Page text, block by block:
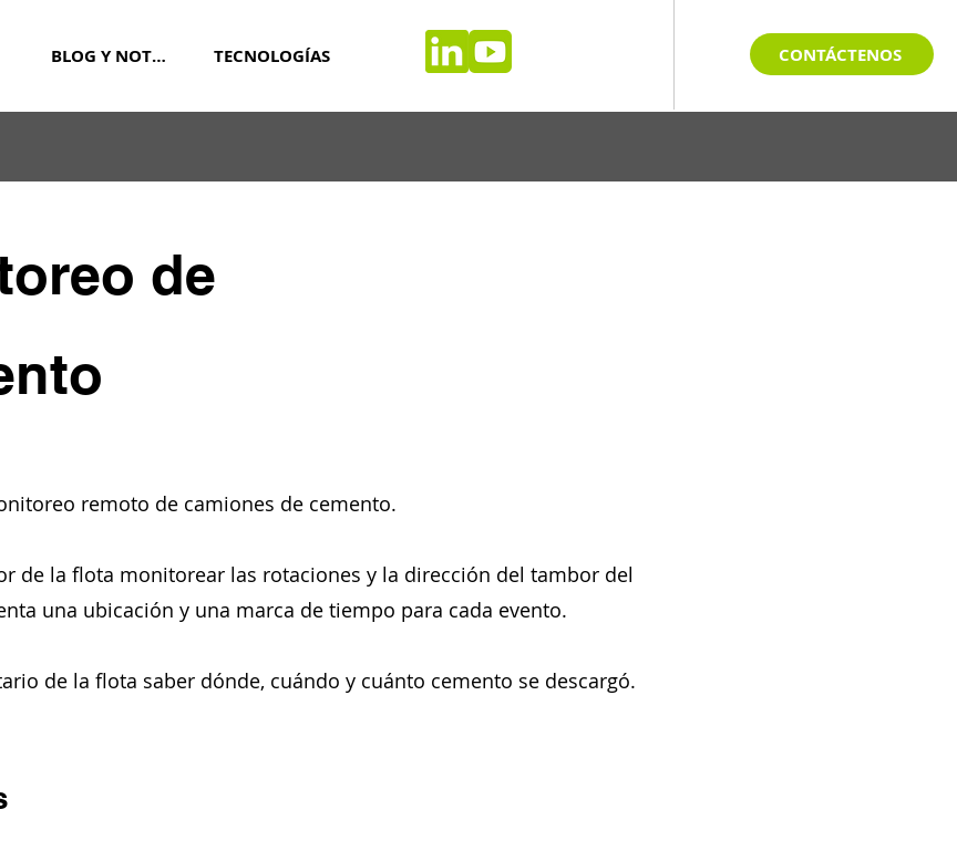
CONTÁCTENOS
BLOG Y NOTICIAS TECNOLOGÍAS
de
remoto de camiones de cemento.
de la flota monitorear las rotaciones y la dirección del tambor del
una ubicación y una marca de tiempo para cada evento.
de la flota saber dónde, cuándo y cuánto cemento se descargó.